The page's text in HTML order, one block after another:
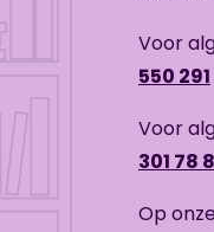
Voor
550 291
Voor
301 78
Op onze